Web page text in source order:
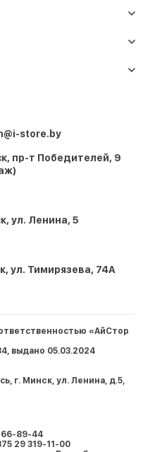
store.by
пр-т Победителей, 9
ул. Ленина, 5
ул. Тимирязева, 74A
«АйСтор
выдано 05.03.2024
г. Минcк, ул. Ленина, д.5,
89-44
29 319-11-00